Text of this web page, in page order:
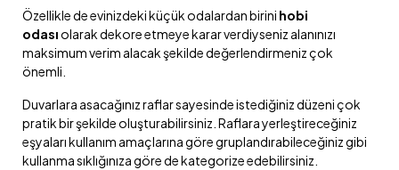
Özellikle de evinizdeki küçük odalardan birini hobi
odasıolarak dekore etmeye karar verdiyseniz alanınızı
maksimum verim alacak şekilde değerlendirmeniz çok
önemli.
Duvarlara asacağınız raflar sayesinde istediğiniz düzeni çok
pratik bir şekilde oluşturabilirsiniz. Raflara yerleştireceğiniz
eşyaları kullanım amaçlarına göre gruplandırabileceğiniz gibi
kullanma sıklığınıza göre de kategorize edebilirsiniz.